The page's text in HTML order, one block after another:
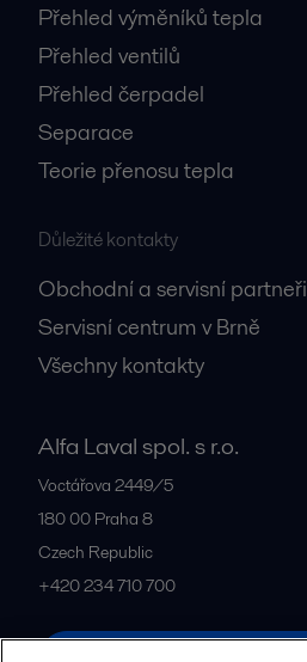
Přehled výměníků tepla
Přehled ventilů
Přehled čerpadel
Separace
Teorie přenosu tepla
Důležité kontakty
Obchodní a servisní partneři
Servisní centrum v Brně
Všechny kontakty
Alfa Laval spol. s r.o.
Voctářova 2449/5
180 00 Praha 8
Czech Republic
+420 234 710 700